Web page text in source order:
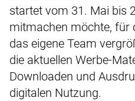
startet vom 31. Mai bis
mitmachen möchte, für
das eigene Team
die aktuellen Werbe-
Downloaden und
digitalen Nutzung.